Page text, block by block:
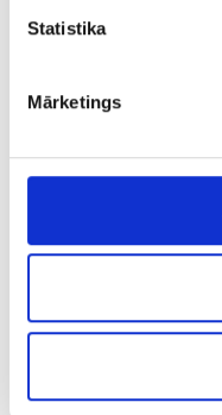
Statistika
Mārketings